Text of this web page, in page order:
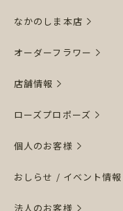
なかのしま本店
オーダーフラワー
店舗情報
ローズプロポーズ
個人のお客様
おしらせ / イベント情報
法人のお客様